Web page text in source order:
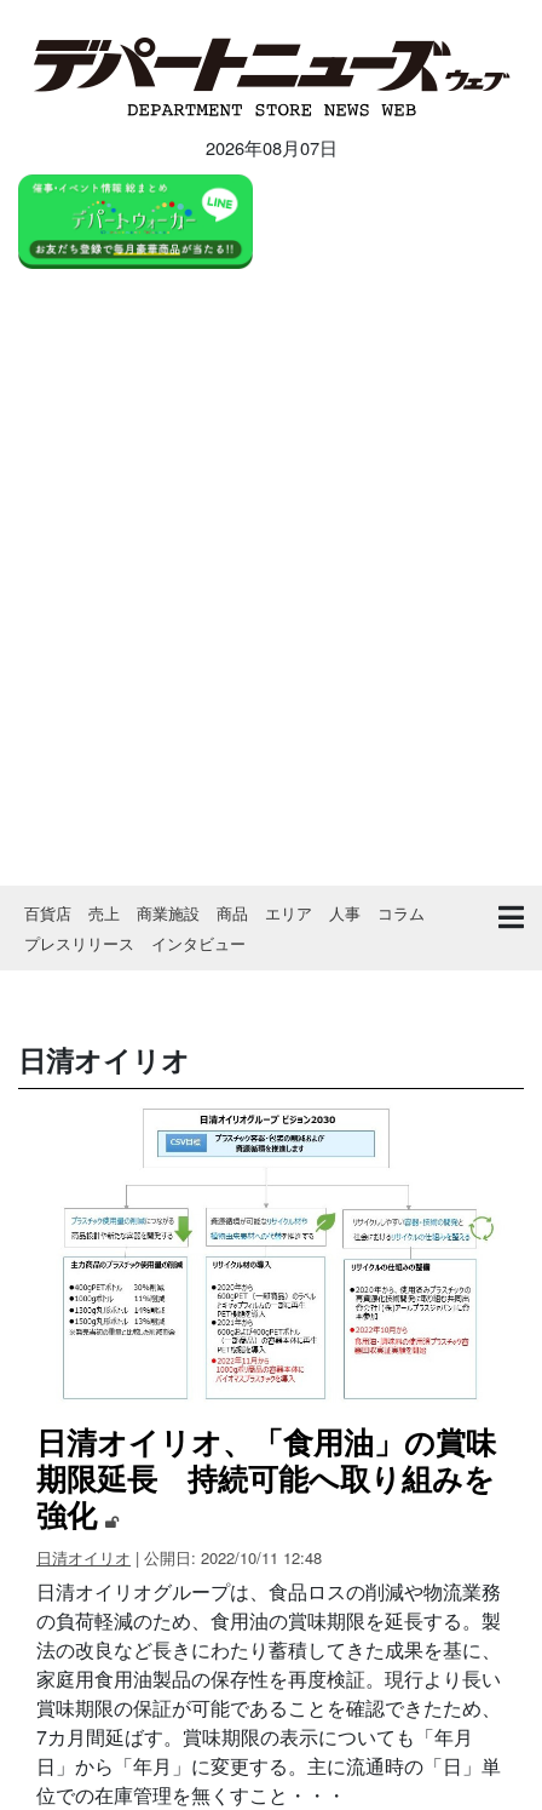
2026年08月07日
百貨店 売上 商業施設 商品 エリア 人事
コラム
プレスリリース
インタビュー
日清オイリオ
日清オイリオ、「食用油」の賞味
期限延長 持続可能へ取り組みを
強化
日清オイリオ | 公開日: 2022/10/11 12:48
日清オイリオグループは、食品ロスの削減や物流業務
の負荷軽減のため、食用油の賞味期限を延長する。製
法の改良など長きにわたり蓄積してきた成果を基に、
家庭用食用油製品の保存性を再度検証。現行より長い
賞味期限の保証が可能であることを確認できたため、
7カ月間延ばす。賞味期限の表示についても「年月
日」から「年月」に変更する。主に流通時の「日」単
位での在庫管理を無くすこと・・・